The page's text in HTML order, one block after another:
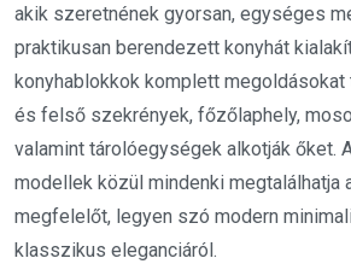
akik szeretnének gyorsan, egységes
praktikusan berendezett konyhát
konyhablokkok komplett megoldásokat
és felső szekrények, főzőlaphely,
valamint tárolóegységek alkotják őket.
modellek közül mindenki megtalálhatja
megfelelőt, legyen szó modern
klasszikus eleganciáról.